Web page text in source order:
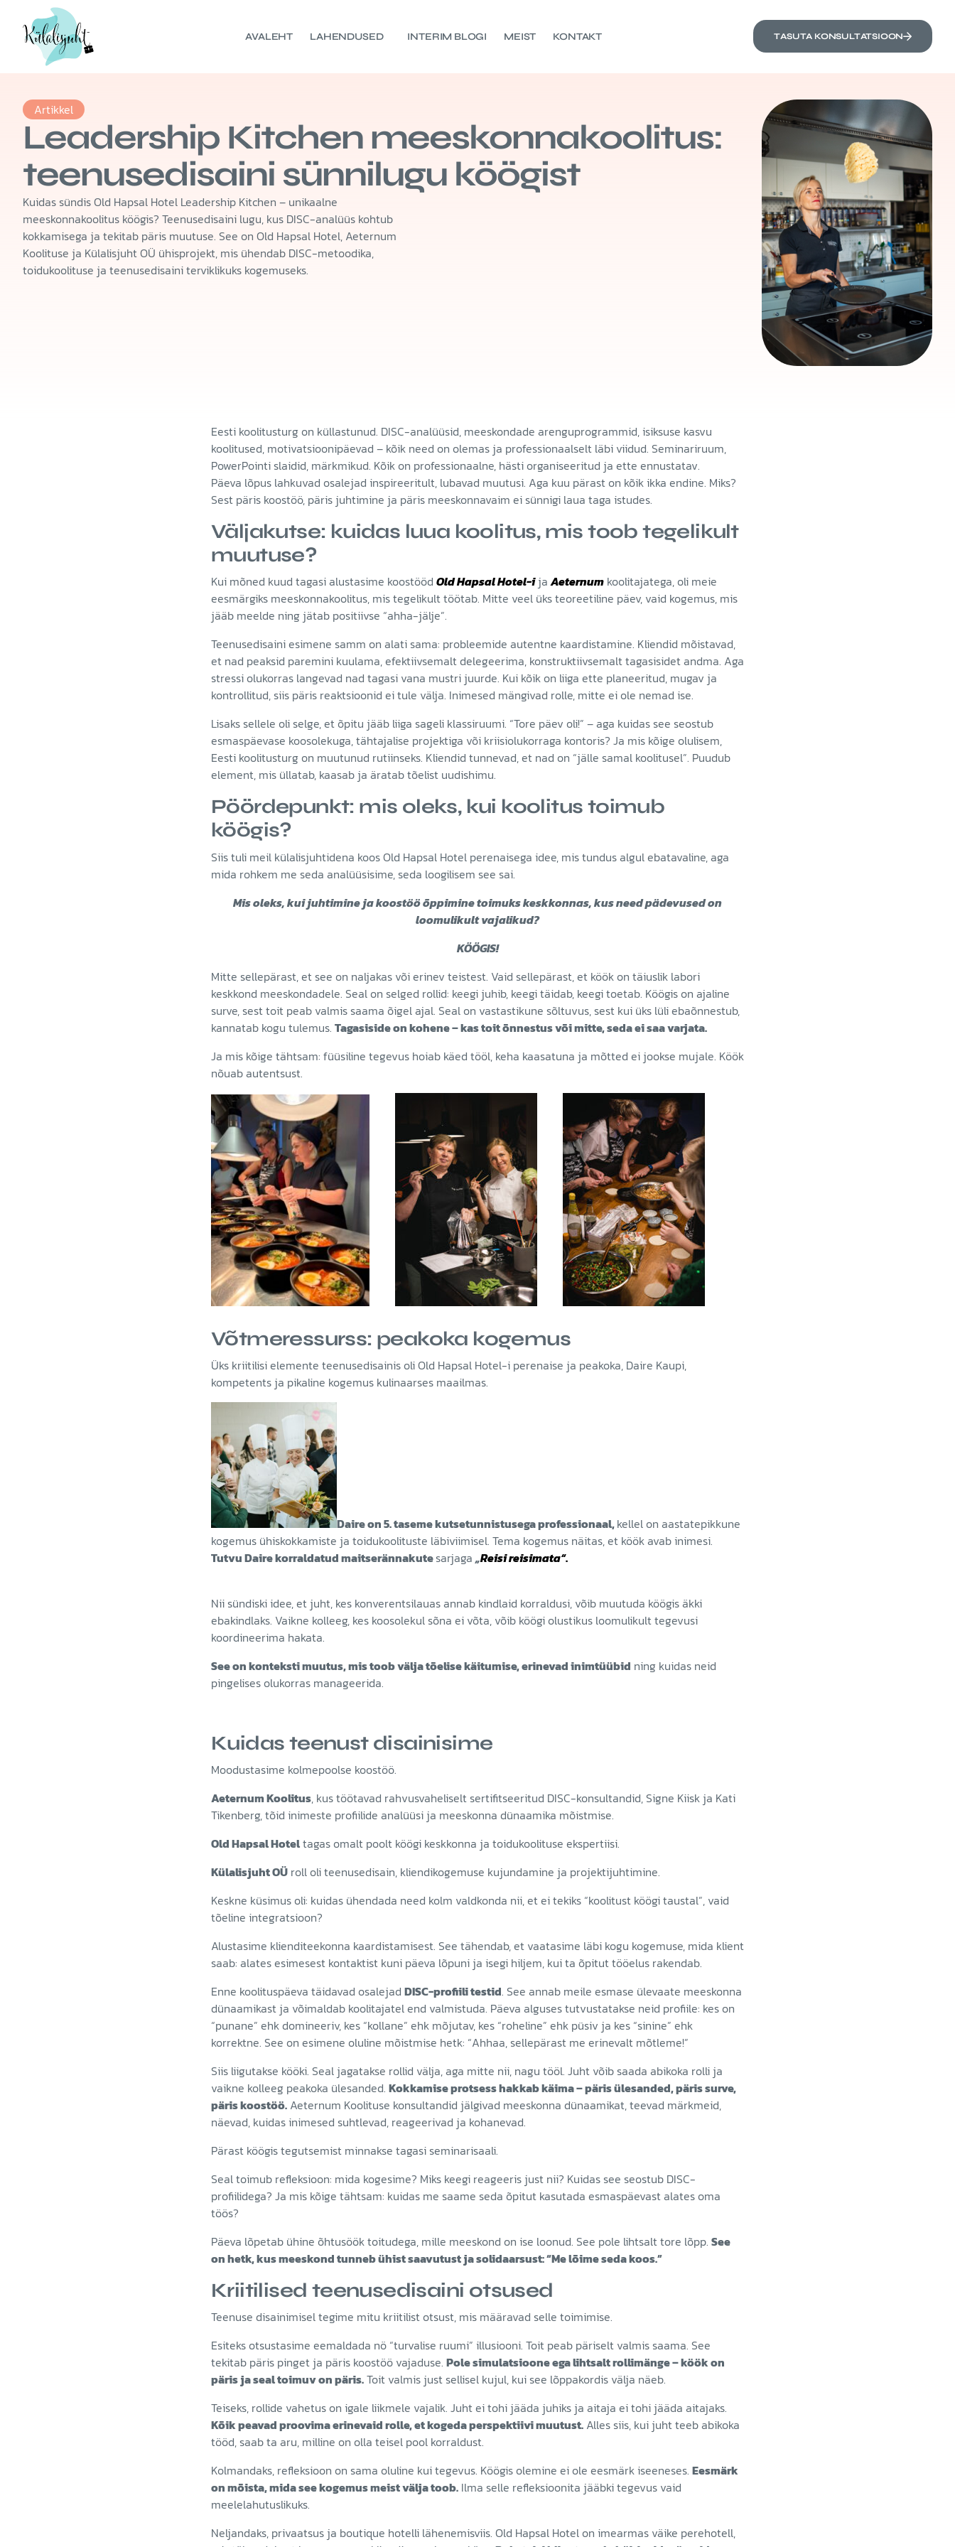
AVALEHT LAHENDUSED INTERIM BLOGI MEIST KONTAKT TASUTA KONSULTATSIOON
Artikkel
Leadership Kitchen meeskonnakoolitus:
teenusedisaini sünnilugu köögist
Kuidas sündis Old Hapsal Hotel Leadership Kitchen – unikaalne
meeskonnakoolitus köögis? Teenusedisaini lugu, kus DISC-analüüs kohtub
kokkamisega ja tekitab päris muutuse. See on Old Hapsal Hotel, Aeternum
Koolituse ja Külalisjuht OÜ ühisprojekt, mis ühendab DISC-metoodika,
toidukoolituse ja teenusedisaini terviklikuks kogemuseks.
Eesti koolitusturg on küllastunud. DISC-analüüsid, meeskondade arenguprogrammid, isiksuse kasvu
koolitused, motivatsioonipäevad – kõik need on olemas ja professionaalselt läbi viidud. Seminariruum,
PowerPointi slaidid, märkmikud. Kõik on professionaalne, hästi organiseeritud ja ette ennustatav.
Päeva lõpus lahkuvad osalejad inspireeritult, lubavad muutusi. Aga kuu pärast on kõik ikka endine. Miks?
Sest päris koostöö, päris juhtimine ja päris meeskonnavaim ei sünnigi laua taga istudes.
Väljakutse: kuidas luua koolitus, mis toob tegelikult
muutuse?
Kui mõned kuud tagasi alustasime koostööd Old Hapsal Hotel-i jaAeternum koolitajatega, oli meie
eesmärgiks meeskonnakoolitus, mis tegelikult töötab. Mitte veel üks teoreetiline päev, vaid kogemus, mis
jääb meelde ning jätab positiivse “ahha-jälje”.
Teenusedisaini esimene samm on alati sama: probleemide autentne kaardistamine. Kliendid mõistavad,
et nad peaksid paremini kuulama, efektiivsemalt delegeerima, konstruktiivsemalt tagasisidet andma. Aga
stressi olukorras langevad nad tagasi vana mustri juurde. Kui kõik on liiga ette planeeritud, mugav ja
kontrollitud, siis päris reaktsioonid ei tule välja. Inimesed mängivad rolle, mitte ei ole nemad ise.
Lisaks sellele oli selge, et õpitu jääb liiga sageli klassiruumi. “Tore päev oli!” – aga kuidas see seostub
esmaspäevase koosolekuga, tähtajalise projektiga või kriisiolukorraga kontoris? Ja mis kõige olulisem,
Eesti koolitusturg on muutunud rutiinseks. Kliendid tunnevad, et nad on “jälle samal koolitusel”. Puudub
element, mis üllatab, kaasab ja äratab tõelist uudishimu.
Pöördepunkt: mis oleks, kui koolitus toimub
köögis?
Siis tuli meil külalisjuhtidena koos Old Hapsal Hotel perenaisega idee, mis tundus algul ebatavaline, aga
mida rohkem me seda analüüsisime, seda loogilisem see sai.
Mis oleks, kui juhtimine ja koostöö õppimine toimuks keskkonnas, kus need pädevused on
loomulikult vajalikud?
KÖÖGIS!
Mitte sellepärast, et see on naljakas või erinev teistest. Vaid sellepärast, et köök on täiuslik labori
keskkond meeskondadele. Seal on selged rollid: keegi juhib, keegi täidab, keegi toetab. Köögis on ajaline
surve, sest toit peab valmis saama õigel ajal. Seal on vastastikune sõltuvus, sest kui üks lüli ebaõnnestub,
kannatab kogu tulemus. Tagasiside on kohene – kas toit õnnestus või mitte, seda ei saa varjata.
Ja mis kõige tähtsam: füüsiline tegevus hoiab käed tööl, keha kaasatuna ja mõtted ei jookse mujale. Köök
nõuab autentsust.
Võtmeressurss: peakoka kogemus
Üks kriitilisi elemente teenusedisainis oli Old Hapsal Hotel-i perenaise ja peakoka, Daire Kaupi,
kompetents ja pikaline kogemus kulinaarses maailmas.
Daire on 5. taseme kutsetunnistusega professionaal,kellel on aastatepikkune
kogemus ühiskokkamiste ja toidukoolituste läbiviimisel. Tema kogemus näitas, et köök avab inimesi.
Tutvu Daire korraldatud maitserännakutesarjaga„Reisi reisimata“.
Nii sündiski idee, et juht, kes konverentsilauas annab kindlaid korraldusi, võib muutuda köögis äkki
ebakindlaks. Vaikne kolleeg, kes koosolekul sõna ei võta, võib köögi olustikus loomulikult tegevusi
koordineerima hakata.
See on konteksti muutus, mis toob välja tõelise käitumise, erinevad inimtüübid ning kuidas neid
pingelises olukorras manageerida.
Kuidas teenust disainisime
Moodustasime kolmepoolse koostöö.
Aeternum Koolitus, kus töötavad rahvusvaheliselt sertifitseeritud DISC-konsultandid, Signe Kiisk ja Kati
Tikenberg, tõid inimeste profiilide analüüsi ja meeskonna dünaamika mõistmise.
Old Hapsal Hoteltagas omalt poolt köögi keskkonna ja toidukoolituse ekspertiisi.
Külalisjuht OÜ roll oli teenusedisain, kliendikogemuse kujundamine ja projektijuhtimine.
Keskne küsimus oli: kuidas ühendada need kolm valdkonda nii, et ei tekiks “koolitust köögi taustal”, vaid
tõeline integratsioon?
Alustasime klienditeekonna kaardistamisest. See tähendab, et vaatasime läbi kogu kogemuse, mida klient
saab: alates esimesest kontaktist kuni päeva lõpuni ja isegi hiljem, kui ta õpitut tööelus rakendab.
Enne koolituspäeva täidavad osalejad DISC-profiili testid. See annab meile esmase ülevaate meeskonna
dünaamikast ja võimaldab koolitajatel end valmistuda. Päeva alguses tutvustatakse neid profiile: kes on
“punane” ehk domineeriv, kes “kollane” ehk mõjutav, kes “roheline” ehk püsiv ja kes “sinine” ehk
korrektne. See on esimene oluline mõistmise hetk: “Ahhaa, sellepärast me erinevalt mõtleme!”
Siis liigutakse kööki. Seal jagatakse rollid välja, aga mitte nii, nagu tööl. Juht võib saada abikoka rolli ja
vaikne kolleeg peakoka ülesanded. Kokkamise protsess hakkab käima – päris ülesanded, päris surve,
päris koostöö. Aeternum Koolituse konsultandid jälgivad meeskonna dünaamikat, teevad märkmeid,
näevad, kuidas inimesed suhtlevad, reageerivad ja kohanevad.
Pärast köögis tegutsemist minnakse tagasi seminarisaali.
Seal toimub refleksioon: mida kogesime? Miks keegi reageeris just nii? Kuidas see seostub DISC-
profiilidega? Ja mis kõige tähtsam: kuidas me saame seda õpitut kasutada esmaspäevast alates oma
töös?
Päeva lõpetab ühine õhtusöök toitudega, mille meeskond on ise loonud. See pole lihtsalt tore lõpp. See
on hetk, kus meeskond tunneb ühist saavutust ja solidaarsust: “Me lõime seda koos.”
Kriitilised teenusedisaini otsused
Teenuse disainimisel tegime mitu kriitilist otsust, mis määravad selle toimimise.
Esiteks otsustasime eemaldada nö “turvalise ruumi” illusiooni. Toit peab päriselt valmis saama. See
tekitab päris pinget ja päris koostöö vajaduse. Pole simulatsioone ega lihtsalt rollimänge – köök on
päris ja seal toimuv on päris.Toit valmis just sellisel kujul, kui see lõppakordis välja näeb.
Teiseks, rollide vahetus on igale liikmele vajalik. Juht ei tohi jääda juhiks ja aitaja ei tohi jääda aitajaks.
Kõik peavad proovima erinevaid rolle, et kogeda perspektiivi muutust. Alles siis, kui juht teeb abikoka
tööd, saab ta aru, milline on olla teisel pool korraldust.
Kolmandaks, refleksioon on sama oluline kui tegevus. Köögis olemine ei ole eesmärk iseeneses. Eesmärk
on mõista, mida see kogemus meist välja toob. Ilma selle refleksioonita jääbki tegevus vaid
meelelahutuslikuks.
Neljandaks, privaatsus ja boutique hotelli lähenemisviis. Old Hapsal Hotel on imearmas väike perehotell,